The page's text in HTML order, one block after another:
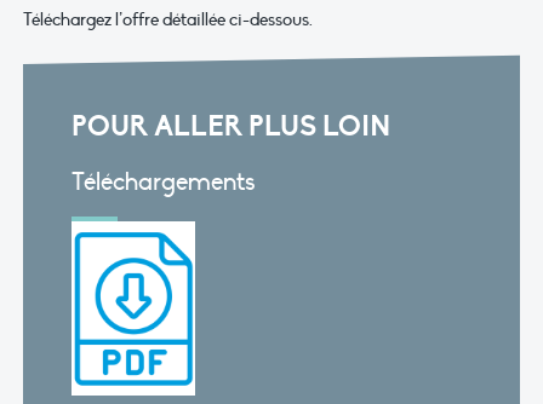
Téléchargez l’offre détaillée ci-dessous.
POUR ALLER PLUS LOIN
Téléchargements